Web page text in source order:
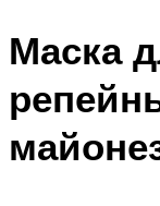
Маска